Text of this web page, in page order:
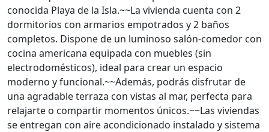
conocida Playa de la Isla.~~La vivienda cuenta con 2
dormitorios con armarios empotrados y 2 baños
completos. Dispone de un luminoso salón-comedor con
cocina americana equipada con muebles (sin
electrodomésticos), ideal para crear un espacio
moderno y funcional.~~Además, podrás disfrutar de
una agradable terraza con vistas al mar, perfecta para
relajarte o compartir momentos únicos.~~Las viviendas
se entregan con aire acondicionado instalado y sistema